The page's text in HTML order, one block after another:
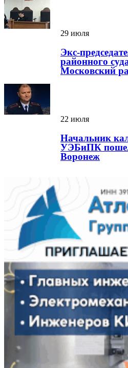
29 июля
Экс-
районного
Московский
22 июля
Начальник
УЭБиПК
Воронеж